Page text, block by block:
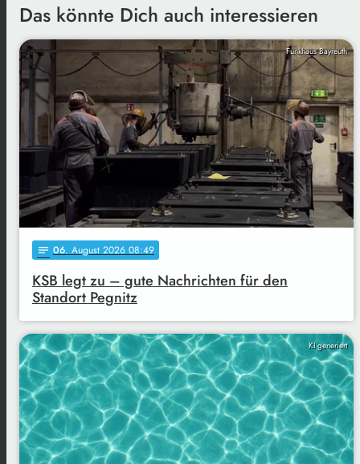
Das könnte Dich auch interessieren
Funkhaus Bayreuth
notes 06. August 2026 08:49
KSB legt zu – gute Nachrichten für den
Standort Pegnitz
KI generiert